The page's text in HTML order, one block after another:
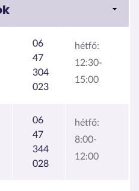
06
47
304
023
hétfő:
12:30-
15:00
06
47
344
028
hétfő:
8:00-
12:00